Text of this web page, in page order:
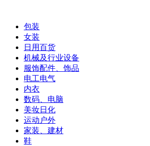
包装
女装
日用百货
机械及行业设备
服饰配件、饰品
电工电气
内衣
数码、电脑
美妆日化
运动户外
家装、建材
鞋